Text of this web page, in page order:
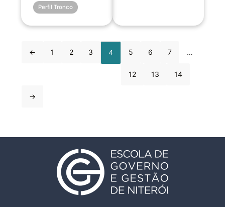
Perfil Tronco
← 1 2 3 4 5 6 7 …
12 13 14
→